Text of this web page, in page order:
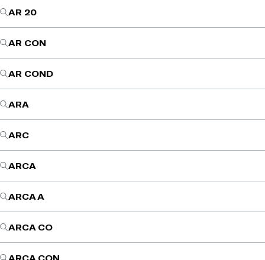
AR 20
AR CON
AR COND
ARA
ARC
ARCA
ARCA A
ARCA CO
ARCA CON